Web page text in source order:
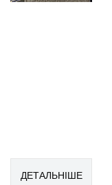
ДЕТАЛЬНІШЕ